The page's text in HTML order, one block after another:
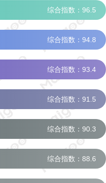
综合指数：96.5
综合指数：94.8
综合指数：93.4
综合指数：91.5
综合指数：90.3
综合指数：88.6